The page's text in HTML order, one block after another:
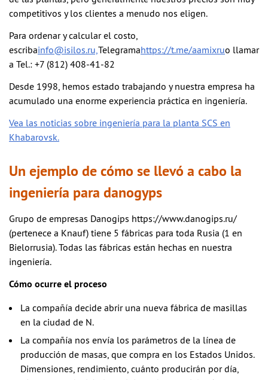
competitivos y los clientes a menudo nos eligen.
Para ordenar y calcular el costo,
escribainfo@isilos.ru,Telegramahttps://t.me/aamixruo llamar
a Tel.: +7 (812) 408-41-82
Desde 1998, hemos estado trabajando y nuestra empresa ha
acumulado una enorme experiencia práctica en ingeniería.
Vea las noticias sobre ingeniería para la planta SCS en
Khabarovsk.
Un ejemplo de cómo se llevó a cabo la
ingeniería para danogyps
Grupo de empresas Danogips https://www.danogips.ru/
(pertenece a Knauf) tiene 5 fábricas para toda Rusia (1 en
Bielorrusia). Todas las fábricas están hechas en nuestra
ingeniería.
Cómo ocurre el proceso
La compañía decide abrir una nueva fábrica de masillas
en la ciudad de N.
La compañía nos envía los parámetros de la línea de
producción de masas, que compra en los Estados Unidos.
Dimensiones, rendimiento, cuánto producirán por día,